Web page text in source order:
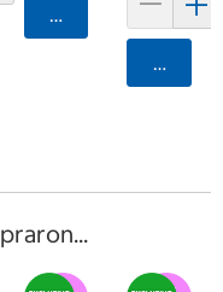
Agregar